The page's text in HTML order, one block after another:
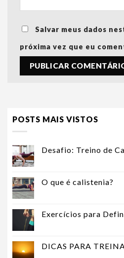
Salvar meus dados
próxima vez que eu
POSTS MAIS VISTOS
Desafio: Treino de
O que é calistenia?
Exercícios para
DICAS PARA